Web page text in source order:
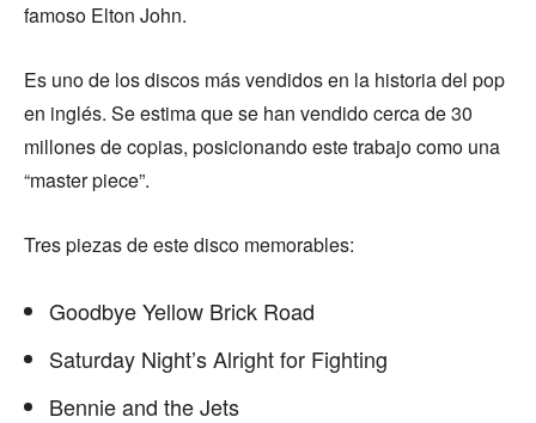
famoso Elton John.
Es uno de los discos más vendidos en la historia del pop
en inglés. Se estima que se han vendido cerca de 30
millones de copias, posicionando este trabajo como una
“master piece”.
Tres piezas de este disco memorables:
Goodbye Yellow Brick Road
Saturday Night’s Alright for Fighting
Bennie and the Jets